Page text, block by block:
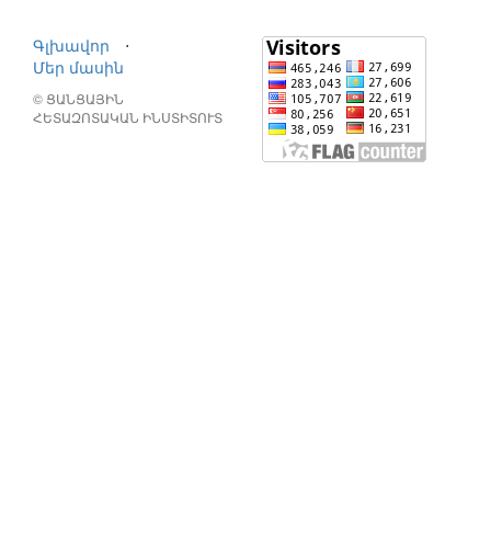
Գլխավոր
⋅
Մեր մասին
© ՑԱՆՑԱՅԻՆ
ՀԵՏԱԶՈՏԱԿԱՆ ԻՆՍՏԻՏՈՒՏ